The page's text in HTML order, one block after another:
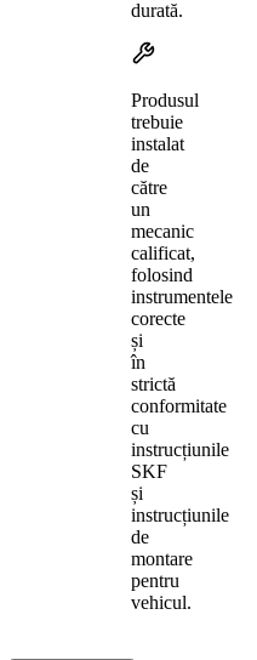
durată.
Produsul
trebuie
instalat
de
către
un
mecanic
calificat,
folosind
instrumentele
corecte
și
în
strictă
conformitate
cu
instrucțiunile
SKF
și
instrucțiunile
de
montare
pentru
vehicul.